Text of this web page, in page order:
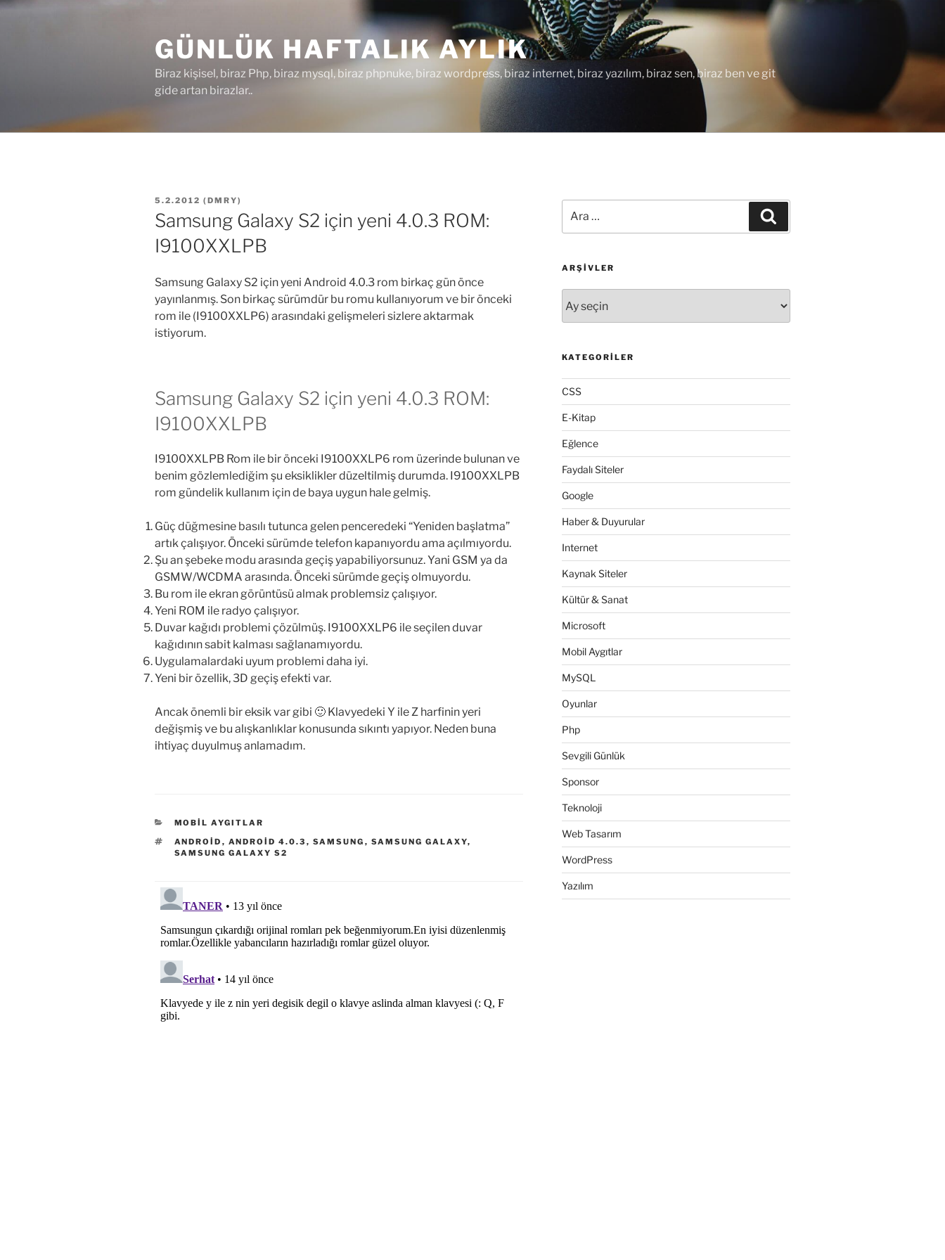
İçeriğe
GÜNLÜK HAFTALIK AYLIK
Biraz kişisel, biraz Php, biraz mysql, biraz phpnuke, biraz wordpress, biraz internet, biraz yazılım, biraz sen, biraz ben ve git
gide artan birazlar..
YAYIM
TARIHI
5.2.2012 ( DMRY)
Samsung Galaxy S2 için yeni 4.0.3 ROM:
I9100XXLPB
Samsung Galaxy S2 için yeni Android 4.0.3 rom birkaç gün önce
yayınlanmış. Son birkaç sürümdür bu romu kullanıyorum ve bir önceki
rom ile (I9100XXLP6) arasındaki gelişmeleri sizlere aktarmak
istiyorum.
Samsung Galaxy S2 için yeni 4.0.3 ROM:
I9100XXLPB
I9100XXLPB Rom ile bir önceki I9100XXLP6 rom üzerinde bulunan ve
benim gözlemlediğim şu eksiklikler düzeltilmiş durumda. I9100XXLPB
rom gündelik kullanım için de baya uygun hale gelmiş.
Güç düğmesine basılı tutunca gelen penceredeki “Yeniden başlatma”
artık çalışıyor. Önceki sürümde telefon kapanıyordu ama açılmıyordu.
Şu an şebeke modu arasında geçiş yapabiliyorsunuz. Yani GSM ya da
GSMW/WCDMA arasında. Önceki sürümde geçiş olmuyordu.
Bu rom ile ekran görüntüsü almak problemsiz çalışıyor.
Yeni ROM ile radyo çalışıyor.
Duvar kağıdı problemi çözülmüş. I9100XXLP6 ile seçilen duvar
kağıdının sabit kalması sağlanamıyordu.
Uygulamalardaki uyum problemi daha iyi.
Yeni bir özellik, 3D geçiş efekti var.
Ancak önemli bir eksik var gibi 🙂 Klavyedeki Y ile Z harfinin yeri
değişmiş ve bu alışkanlıklar konusunda sıkıntı yapıyor. Neden buna
ihtiyaç duyulmuş anlamadım.
KATEGORILER
MOBIL AYGITLAR
ETIKETLER
ANDROID , ANDROID 4.0.3 , SAMSUNG , SAMSUNG GALAXY,
SAMSUNG GALAXY S2
ARŞIVLER
KATEGORILER
CSS
E-Kitap
Eğlence
Faydalı Siteler
Google
Haber & Duyurular
Internet
Kaynak Siteler
Kültür & Sanat
Microsoft
Mobil Aygıtlar
MySQL
Oyunlar
Php
Sevgili Günlük
Sponsor
Teknoloji
Web Tasarım
WordPress
Yazılım